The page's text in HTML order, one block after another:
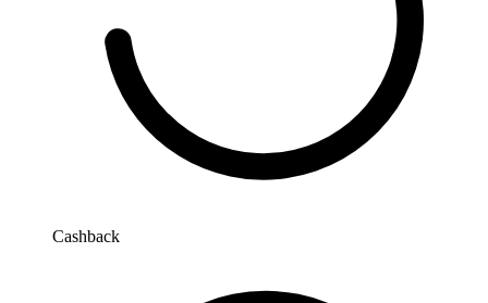
Cashback